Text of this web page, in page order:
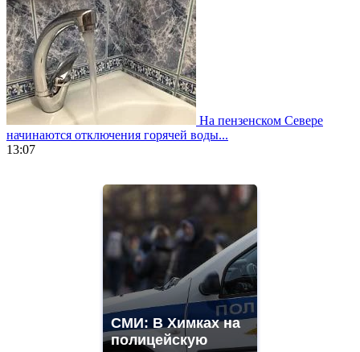
На пензенском Севере
начинаются отключения горячей воды...
13:07
https://gradewatches.to/
СМИ: В Химках на
полицейскую